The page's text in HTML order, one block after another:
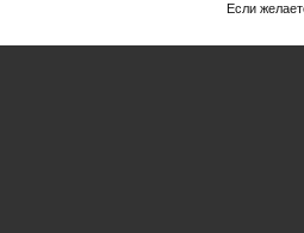
Если